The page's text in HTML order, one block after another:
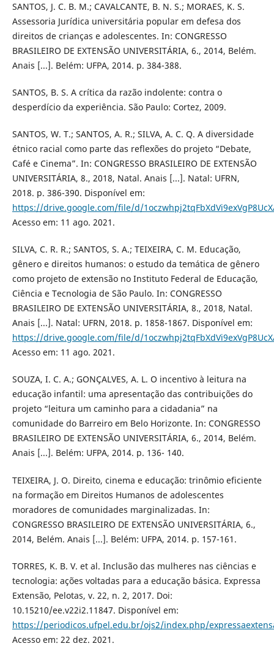
SANTOS, J. C. B. M.; CAVALCANTE, B. N. S.; MORAES, K. S.
Assessoria Jurídica universitária popular em defesa dos
direitos de crianças e adolescentes. In: CONGRESSO
BRASILEIRO DE EXTENSÃO UNIVERSITÁRIA, 6., 2014, Belém.
Anais [...]. Belém: UFPA, 2014. p. 384-388.
SANTOS, B. S. A crítica da razão indolente: contra o
desperdício da experiência. São Paulo: Cortez, 2009.
SANTOS, W. T.; SANTOS, A. R.; SILVA, A. C. Q. A diversidade
étnico racial como parte das reflexões do projeto “Debate,
Café e Cinema”. In: CONGRESSO BRASILEIRO DE EXTENSÃO
UNIVERSITÁRIA, 8., 2018, Natal. Anais [...]. Natal: UFRN,
2018. p. 386-390. Disponível em:
https://drive.google.com/file/d/
Acesso em: 11 ago. 2021.
SILVA, C. R. R.; SANTOS, S. A.; TEIXEIRA, C. M. Educação,
gênero e direitos humanos: o estudo da temática de gênero
como projeto de extensão no Instituto Federal de Educação,
Ciência e Tecnologia de São Paulo. In: CONGRESSO
BRASILEIRO DE EXTENSÃO UNIVERSITÁRIA, 8., 2018, Natal.
Anais [...]. Natal: UFRN, 2018. p. 1858-1867. Disponível em:
https://drive.google.com/file/d/
Acesso em: 11 ago. 2021.
SOUZA, I. C. A.; GONÇALVES, A. L. O incentivo à leitura na
educação infantil: uma apresentação das contribuições do
projeto “leitura um caminho para a cidadania” na
comunidade do Barreiro em Belo Horizonte. In: CONGRESSO
BRASILEIRO DE EXTENSÃO UNIVERSITÁRIA, 6., 2014, Belém.
Anais [...]. Belém: UFPA, 2014. p. 136- 140.
TEIXEIRA, J. O. Direito, cinema e educação: trinômio eficiente
na formação em Direitos Humanos de adolescentes
moradores de comunidades marginalizadas. In:
CONGRESSO BRASILEIRO DE EXTENSÃO UNIVERSITÁRIA, 6.,
2014, Belém. Anais [...]. Belém: UFPA, 2014. p. 157-161.
TORRES, K. B. V. et al. Inclusão das mulheres nas ciências e
tecnologia: ações voltadas para a educação básica. Expressa
Extensão, Pelotas, v. 22, n. 2, 2017. Doi:
10.15210/ee.v22i2.11847. Disponível em:
https://periodicos.ufpel.edu.br/ojs2/index.php/
Acesso em: 22 dez. 2021.